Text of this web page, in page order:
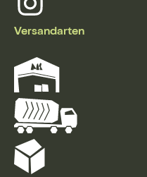
Versandarten